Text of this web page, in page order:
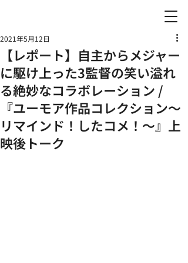
【レポート】自主からメジャー
に駆け上った3監督の笑い溢れ
る絶妙なコラボレーション /
『ユーモア作品コレクション～
リマインド！したコメ！～』上
映後トーク
2021年5月12日